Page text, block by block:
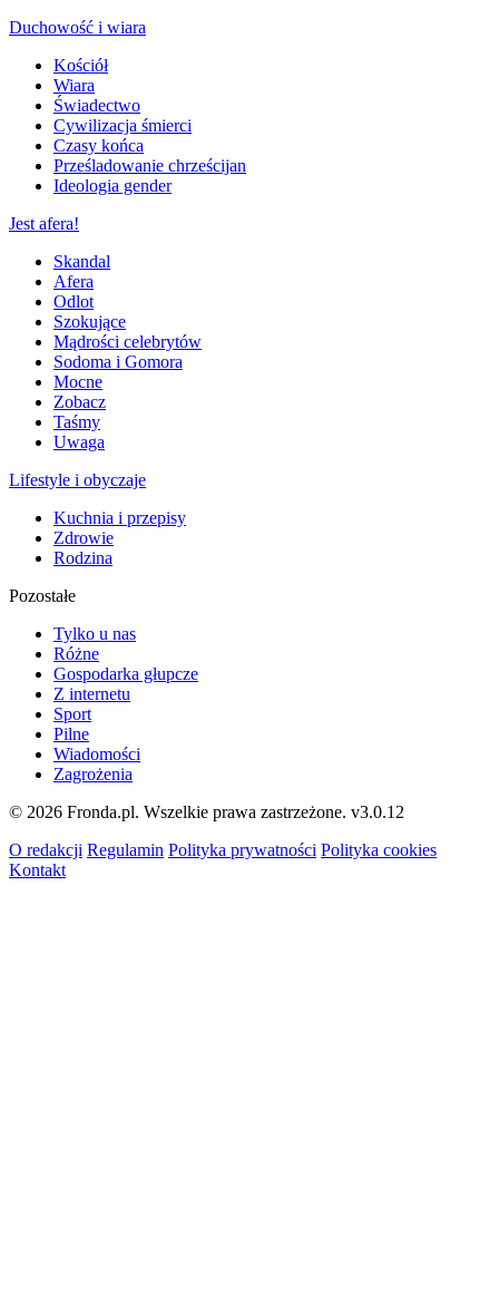
Duchowość i wiara
Kościół
Wiara
Świadectwo
Cywilizacja śmierci
Czasy końca
Prześladowanie chrześcijan
Ideologia gender
Jest afera!
Skandal
Afera
Odlot
Szokujące
Mądrości celebrytów
Sodoma i Gomora
Mocne
Zobacz
Taśmy
Uwaga
Lifestyle i obyczaje
Kuchnia i przepisy
Zdrowie
Rodzina
Pozostałe
Tylko u nas
Różne
Gospodarka głupcze
Z internetu
Sport
Pilne
Wiadomości
Zagrożenia
© 2026 Fronda.pl. Wszelkie prawa zastrzeżone. v3.0.12
O redakcji Regulamin Polityka prywatności Polityka cookies
Kontakt